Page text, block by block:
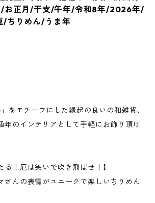
正月/干支/午年/令和8年/2026年/
/ちりめん/うま年
をモチーフにした縁起の良いの和雑貨、
年のインテリアとして手軽にお飾り頂け
る！厄は笑いで吹き飛ばせ！】
さんの表情がユニークで楽しいちりめん